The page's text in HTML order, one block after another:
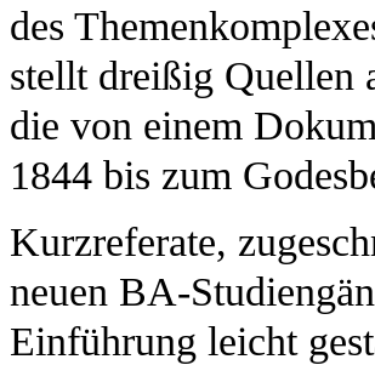
des
stellt dreißig Quellen
die von einem
1844 bis zum
Kurzreferate,
neuen BA-
Einführung leicht